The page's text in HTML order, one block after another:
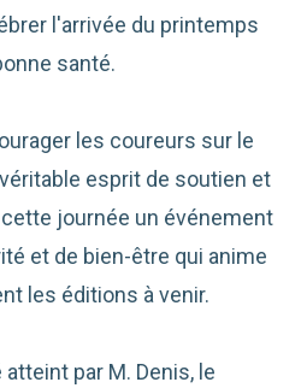
l'arrivée du printemps
santé.
les coureurs sur le
esprit de soutien et
journée un événement
et de bien-être qui anime
les éditions à venir.
par M. Denis, le